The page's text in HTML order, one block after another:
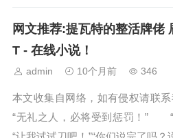
网文推荐:提瓦特的整活牌佬
T - 在线小说！
admin 10个月前 346
本文收集自网络，如有侵权请联
“无礼之人，必将受到惩罚！”